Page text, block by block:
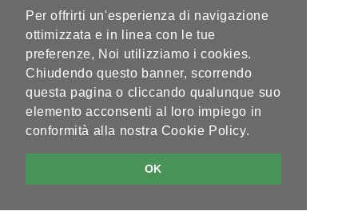
Per offrirti un'esperienza di navigazione
ottimizzata e in linea con le tue
preferenze, Noi utilizziamo i cookies.
Chiudendo questo banner, scorrendo
questa pagina o cliccando qualunque suo
elemento acconsenti al loro impiego in
conformità alla nostra Cookie Policy.
OK